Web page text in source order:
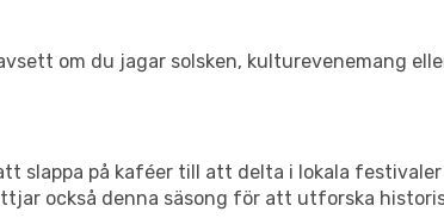
om du jagar solsken, kulturevenemang
slappa på kaféer till att delta i lokala
också denna säsong för att utforska